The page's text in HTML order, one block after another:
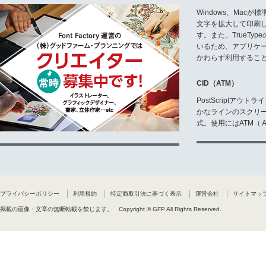
Windows、Macが標
文字を拡大して印刷
す。また、TrueType
いるため、アプリケ
かわらず利用するこ
CID（ATM）
PostScriptアウトラ
かなラインのスクリ
式。使用にはATM（
プライバシーポリシー 利用規約 特定商取引法に基づく表示 運営会社 サイトマッ
掲載の画像・文章の無断転載を禁じます。 Copyright © GFP All Rights Reserved.